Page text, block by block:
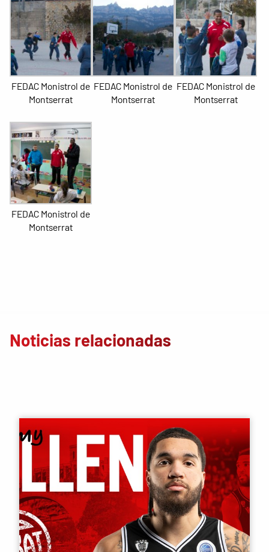
FEDAC Monistrol de
Montserrat
FEDAC Monistrol de
Montserrat
FEDAC Monistrol de
Montserrat
FEDAC Monistrol de
Montserrat
Noticias relacionadas